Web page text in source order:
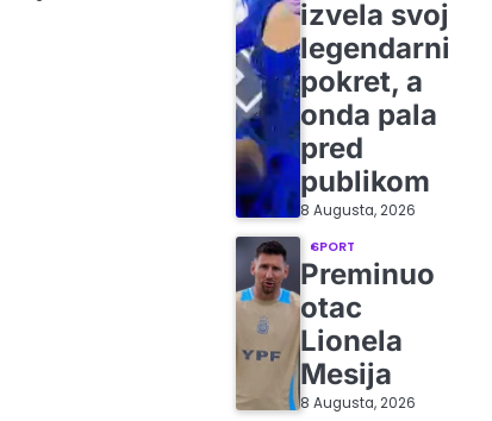
izvela svoj
legendarni
pokret, a
onda pala
pred
publikom
8 Augusta, 2026
SPORT
Preminuo
otac
Lionela
Mesija
8 Augusta, 2026